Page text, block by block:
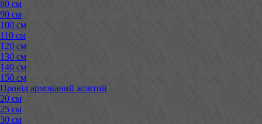
80 см
90 см
100 см
110 см
120 см
130 см
140 см
150 см
Провід армований жовтий
20 см
25 см
30 см